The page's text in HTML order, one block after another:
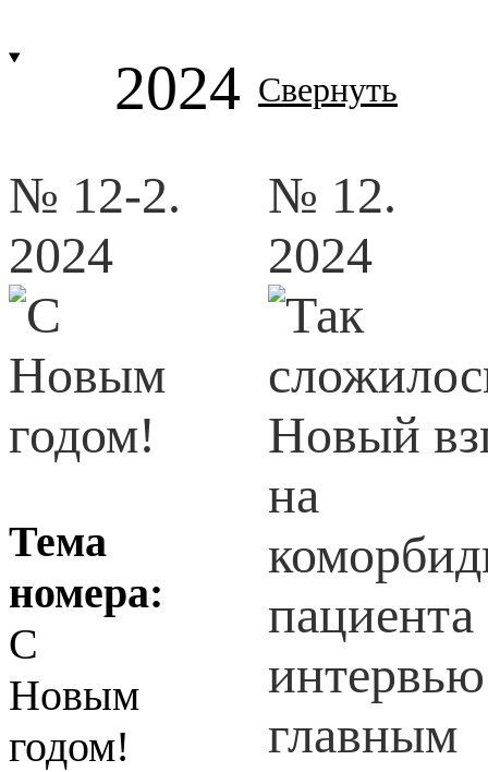
2024 Свернуть
№ 12-2.
2024
Тема
номера:
С
Новым
годом!
№ 12.
2024